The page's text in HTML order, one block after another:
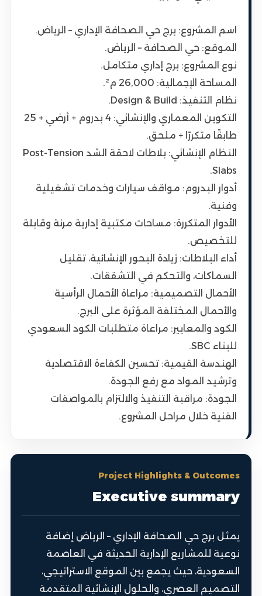
اسم المشروع: برج حي الصحافة الإداري – الرياض.
الموقع: حي الصحافة – الرياض.
نوع المشروع: برج إداري متكامل.
المساحة الإجمالية: 26,000 م².
نظام التنفيذ: Design & Build.
التكوين المعماري والإنشائي: 4 بدروم + أرضي + 25
طابقًا متكررًا + ملحق.
النظام الإنشائي: بلاطات لاحقة الشد Post-Tension
Slabs.
أدوار البدروم: مواقف سيارات وخدمات تشغيلية
وفنية.
الأدوار المتكررة: مساحات مكتبية إدارية مرنة وقابلة
للتخصيص.
أداء البلاطات: زيادة البحور الإنشائية، تقليل
السماكات، والتحكم في التشققات.
الأحمال التصميمية: مراعاة الأحمال الرأسية
والأحمال المختلفة المؤثرة على البرج.
الكود والمعايير: مراعاة متطلبات الكود السعودي
للبناء SBC.
الهندسة القيمية: تحسين الكفاءة الاقتصادية
وترشيد المواد مع رفع الجودة.
الجودة: مراقبة التنفيذ والالتزام بالمواصفات
الفنية خلال مراحل المشروع.
Project Highlights & Outcomes
Executive summary
يمثل برج حي الصحافة الإداري – الرياض إضافة
نوعية للمشاريع الإدارية الحديثة في العاصمة
السعودية، حيث يجمع بين الموقع الاستراتيجي،
التصميم العصري، والحلول الإنشائية المتقدمة